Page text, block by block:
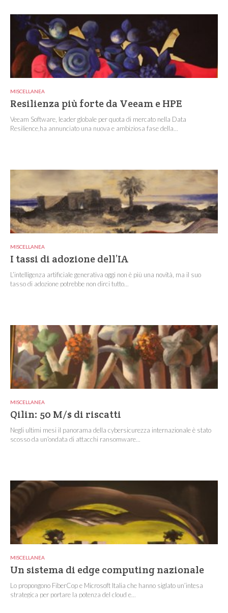
MISCELLANEA
Resilienza più forte da Veeam e HPE
Veeam Software, leader globale per quota di mercato nella Data
Resilience,ha annunciato una nuova e ambiziosa fase della...
MISCELLANEA
I tassi di adozione dell’IA
L’intelligenza artificiale generativa oggi non è più una novità, ma il suo
tasso di adozione potrebbe non dirci tutto...
MISCELLANEA
Qilin: 50 M/$ di riscatti
Negli ultimi mesi il panorama della cybersicurezza internazionale è stato
scosso da un’ondata di attacchi ransomware...
MISCELLANEA
Un sistema di edge computing nazionale
Lo propongono FiberCop e Microsoft Italia che hanno siglato un’intesa
strategica per portare la potenza del cloud e...